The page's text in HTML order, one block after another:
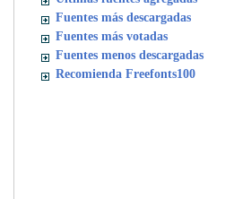
Fuentes más descargadas
Fuentes más votadas
Fuentes menos descargadas
Recomienda Freefonts100